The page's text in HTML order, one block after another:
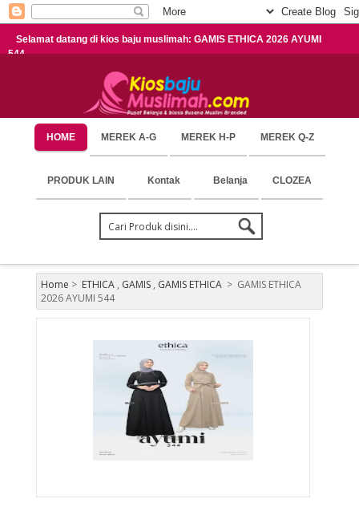
Selamat datang di kios baju muslimah: GAMIS ETHICA 2026 AYUMI
544
HOME MEREK A-G MEREK H-P MEREK Q-Z
PRODUK LAIN Kontak Belanja CLOZEA
Home > ETHICA, GAMIS, GAMIS ETHICA > GAMIS ETHICA
2026 AYUMI 544